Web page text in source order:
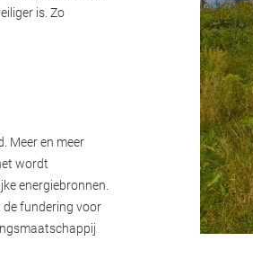
is. Zo
Meer en meer
wordt
energiebronnen.
de fundering voor